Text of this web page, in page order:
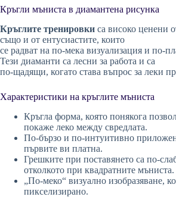
Кръгли мъниста в диамантена рисунка
Кръглите тренировки са високо ценени
също и от ентусиастите, които
се радват на по-мека визуализация и по-
Тези диаманти са лесни за работа и са
по-щадящи, когато става въпрос за леки
Характеристики на кръглите мъниста
Кръгла форма, която понякога
покаже леко между свредлата.
По-бързо и по-интуитивно
първите ви платна.
Грешките при поставянето са по-
отколкото при квадратните мъниста.
„По-меко“ визуално изобразяване,
пикселизирано.